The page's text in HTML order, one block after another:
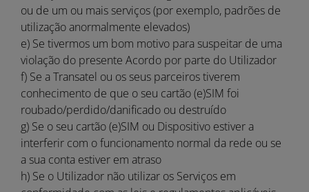
ou de um ou mais serviços (por exemplo, padrões de
utilização anormalmente elevados)
e) Se tivermos um bom motivo para suspeitar de uma
violação do presente Acordo por parte do Utilizador
f) Se a Transatel ou os seus parceiros tiverem
conhecimento de que o seu cartão (e)SIM foi
roubado/perdido/danificado ou destruído
g) Se o seu cartão (e)SIM ou Dispositivo estiver a
interferir com o funcionamento normal da rede ou se
a sua conta estiver em atraso
h) Se o Utilizador não utilizar os Serviços em